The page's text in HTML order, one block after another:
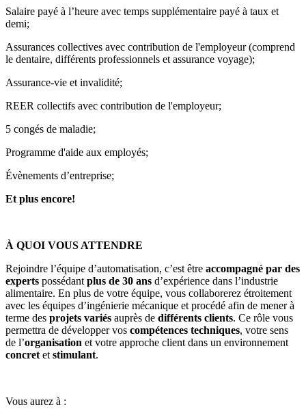
Salaire payé à l’heure avec temps supplémentaire payé à taux et
demi;
Assurances collectives avec contribution de l'employeur (comprend
le dentaire, différents professionnels et assurance voyage);
Assurance-vie et invalidité;
REER collectifs avec contribution de l'employeur;
5 congés de maladie;
Programme d'aide aux employés;
Évènements d’entreprise;
Et plus encore!
À QUOI VOUS ATTENDRE
Rejoindre l’équipe d’automatisation, c’est être accompagné par des
experts possédantplus de 30 ans d’expérience dans l’industrie
alimentaire. En plus de votre équipe, vous collaborerez étroitement
avec les équipes d’ingénierie mécanique et procédé afin de mener à
terme des projets variés auprès de différents clients. Ce rôle vous
permettra de développer vos compétences techniques, votre sens
de l’organisation et votre approche client dans un environnement
concretetstimulant.
Vous aurez à :